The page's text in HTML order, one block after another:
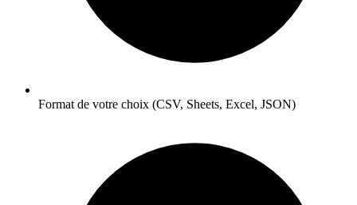
Format de votre choix (CSV, Sheets, Excel, JSON)